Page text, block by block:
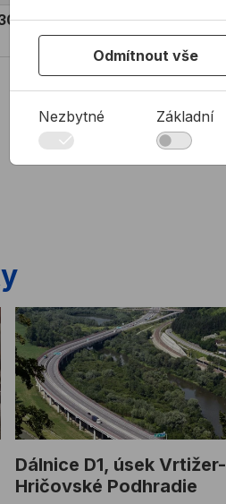
Dálnice D1, úsek Vrtižer-
Hričovské Podhradie
Odmítnout vše
Nezbytné Základní